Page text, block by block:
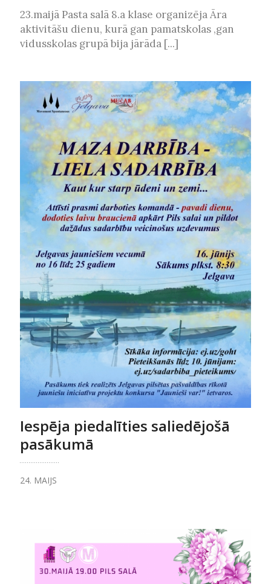
23.maijā Pasta salā 8.a klase organizēja Āra
aktivitāšu dienu, kurā gan pamatskolas ,gan
vidusskolas grupā bija jārāda [...]
Iespēja piedalīties saliedējošā
pasākumā
24. MAIJS